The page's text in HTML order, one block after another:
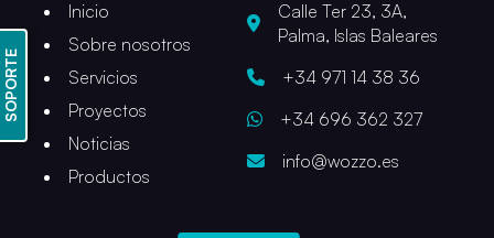
Calle Ter 23, 3A,
Palma, Islas Baleares
+34 971 14 38 36
+34 696 362 327
info@wozzo.es
Inicio
Sobre nosotros
Servicios
Proyectos
Noticias
Productos
SOPORTE